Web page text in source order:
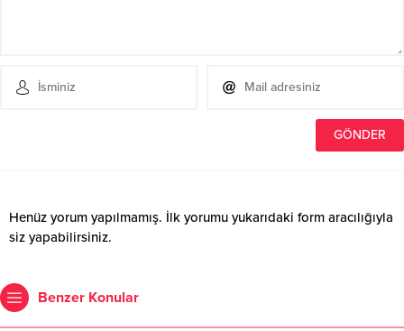
Henüz yorum yapılmamış. İlk yorumu yukarıdaki form aracılığıyla
siz yapabilirsiniz.
Benzer Konular